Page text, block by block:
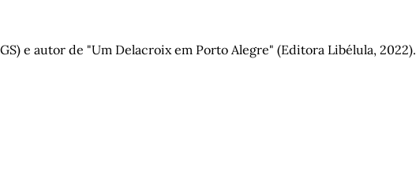
e autor de "Um Delacroix em Porto Alegre" (Editora Libélula, 2022).